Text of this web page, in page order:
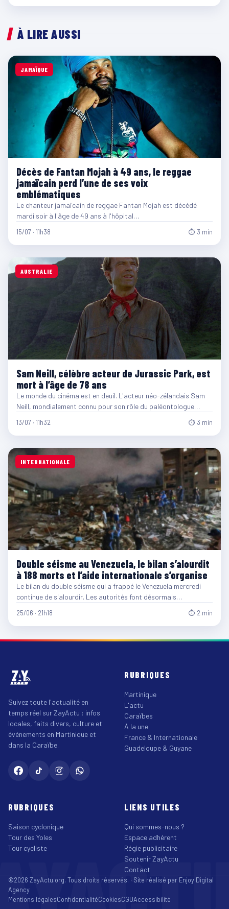
À LIRE AUSSI
JAMAÏQUE
Décès de Fantan Mojah à 49 ans, le reggae
jamaïcain perd l’une de ses voix
emblématiques
Le chanteur jamaïcain de reggae Fantan Mojah est décédé
mardi soir à l'âge de 49 ans à l'hôpital…
15/07 · 11h38 ⏱ 3 min
AUSTRALIE
Sam Neill, célèbre acteur de Jurassic Park, est
mort à l’âge de 78 ans
Le monde du cinéma est en deuil. L'acteur néo-zélandais Sam
Neill, mondialement connu pour son rôle du paléontologue…
13/07 · 11h32 ⏱ 3 min
INTERNATIONALE
Double séisme au Venezuela, le bilan s’alourdit
à 188 morts et l’aide internationale s’organise
Le bilan du double séisme qui a frappé le Venezuela mercredi
continue de s'alourdir. Les autorités font désormais…
25/06 · 21h18 ⏱ 2 min
Suivez toute l'actualité en
temps réel sur ZayActu : infos
locales, faits divers, culture et
événements en Martinique et
dans la Caraïbe.
RUBRIQUES
Martinique
L'actu
Caraïbes
À la une
France & Internationale
Guadeloupe & Guyane
RUBRIQUES
Saison cyclonique
Tour des Yoles
Tour cycliste
LIENS UTILES
Qui sommes-nous ?
Espace adhérent
Régie publicitaire
Soutenir ZayActu
Contact
©2026 ZayActu.org. Tous droits réservés. · Site réalisé par Enjoy Digital
Agency
Mentions légalesConfidentialitéCookiesCGUAccessibilité